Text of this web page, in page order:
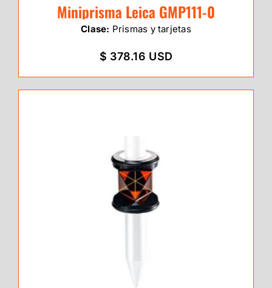
Miniprisma Leica GMP111-0
Clase: Prismas y tarjetas
$ 378.16 USD